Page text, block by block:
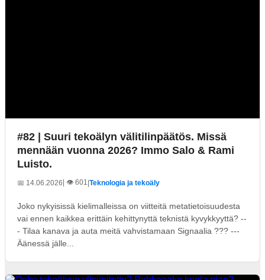
#82 | Suuri tekoälyn välitilinpäätös. Missä
mennään vuonna 2026? Immo Salo & Rami
Luisto.
📅 14.06.2026| 👁️ 601 Teknologia ja tekoäly
Joko nykyisissä kielimalleissa on viitteitä metatietoisuudesta
vai ennen kaikkea erittäin kehittynyttä teknistä kyvykkyyttä? --
- Tilaa kanava ja auta meitä vahvistamaan Signaalia ??? ---
Äänessä jälle...